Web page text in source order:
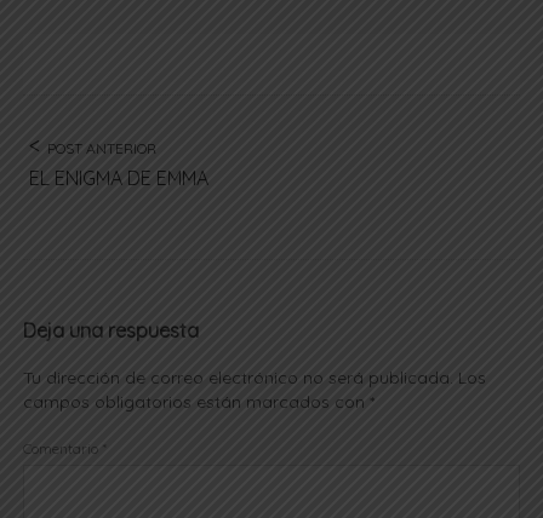
POST ANTERIOR
EL ENIGMA DE EMMA
Deja una respuesta
Tu dirección de correo electrónico no será publicada. Los
campos obligatorios están marcados con *
Comentario *